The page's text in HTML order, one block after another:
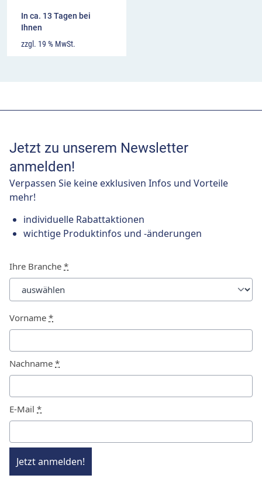
In ca. 13 Tagen bei
Ihnen
zzgl. 19 % MwSt.
Jetzt zu unserem Newsletter
anmelden!
Verpassen Sie keine exklusiven Infos und Vorteile
mehr!
individuelle Rabattaktionen
wichtige Produktinfos und -änderungen
Ihre Branche *
Vorname *
Nachname *
E-Mail *
Jetzt anmelden!